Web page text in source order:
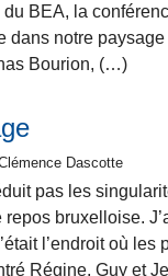
BEA, la
dans notre
Bourion, (…)
Clémence Dascotte
pas les
bruxelloise.
l’endroit où
Régine, Guy et